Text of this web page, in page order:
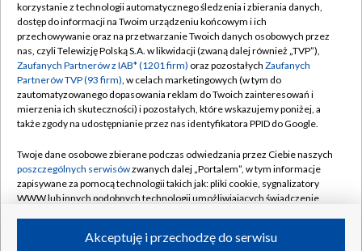
TVP
Abonament TVP
Emisja w TVP
Centrum informacji TVP
Naziemna Telewizja Cyfrowa
Rada Programowa
System NOS
Informacje o nadawcy
Program dla prasy
Regulamin TVP
Polityka prywatności
Moje zgody
Pomoc
Kontakt
Kanały
korzystanie z technologii automatycznego śledzenia i zbierania danych,
dostęp do informacji na Twoim urządzeniu końcowym i ich
przechowywanie oraz na przetwarzanie Twoich danych osobowych przez
nas, czyli Telewizję Polską S.A. w likwidacji (zwaną dalej również „TVP”),
Zaufanych Partnerów z IAB* (1201 firm) oraz pozostałych Zaufanych
Partnerów TVP (93 firm), w celach marketingowych (w tym do
zautomatyzowanego dopasowania reklam do Twoich zainteresowań i
mierzenia ich skuteczności) i pozostałych, które wskazujemy poniżej, a
także zgody na udostępnianie przez nas identyfikatora PPID do Google.
Twoje dane osobowe zbierane podczas odwiedzania przez Ciebie naszych
poszczególnych serwisówzwanych dalej „Portalem”, w tym informacje
zapisywane za pomocą technologii takich jak: pliki cookie, sygnalizatory
WWW lub innych podobnych technologii umożliwiających świadczenie
ruchu w Internecie.Akceptuję i przechodzę do serwisu